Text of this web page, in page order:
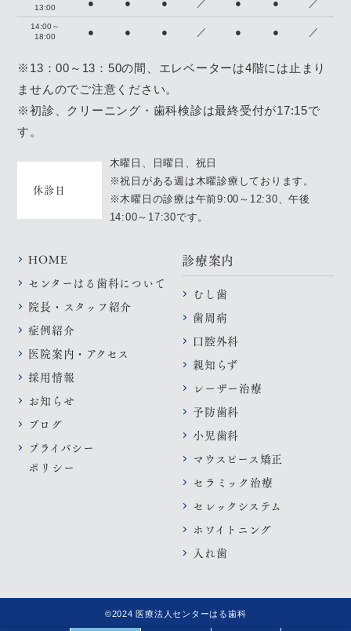
13:00
● ● ● ／ ● ● ／
14:00～
18:00
● ● ● ／ ● ● ／
※13：00～13：50の間、エレベーターは4階には止まり
ませんのでご注意ください。
※初診、クリーニング・歯科検診は最終受付が17:15で
す。
休診日
木曜日、日曜日、祝日
※祝日がある週は木曜診療しております。
※木曜日の診療は午前9:00～12:30、午後
14:00～17:30です。
HOME
センターはる歯科について
院長・スタッフ紹介
症例紹介
医院案内・アクセス
採用情報
お知らせ
ブログ
プライバシー
ポリシー
診療案内
むし歯
歯周病
口腔外科
親知らず
レーザー治療
予防歯科
小児歯科
マウスピース矯正
セラミック治療
セレックシステム
ホワイトニング
入れ歯
©2024 医療法人センターはる歯科